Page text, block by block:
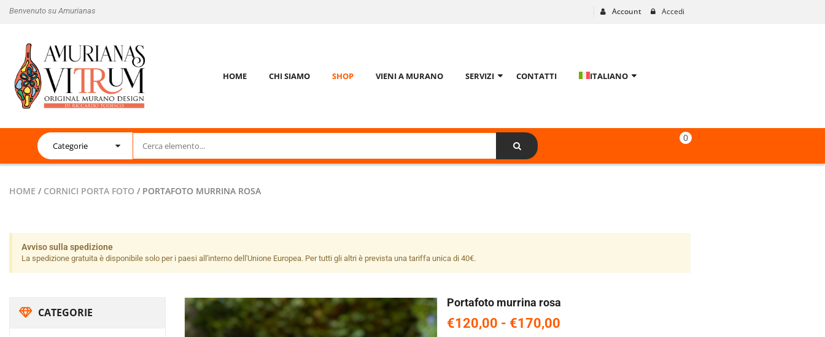
Benvenuto su Amurianas Accedi
Account
HOME CHI SIAMO SHOP VIENI A MURANO SERVIZI CONTATTI ITALIANO
0
HOME / CORNICI PORTA FOTO / PORTAFOTO MURRINA ROSA
Avviso sulla spedizione
La spedizione gratuita è disponibile solo per i paesi all'interno dell'Unione Europea. Per tutti gli altri è prevista una tariffa unica di 40€.
CATEGORIE
Portafoto murrina rosa
€120,00 - €170,00